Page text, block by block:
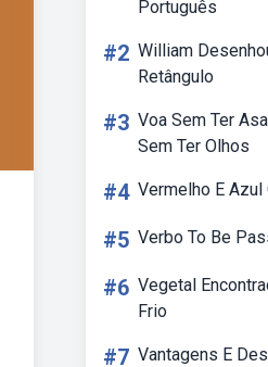
Português
#2 William
Retângulo
#3 Voa Sem Ter
Sem Ter Olhos
#4 Vermelho E Azul
#5 Verbo To Be
#6 Vegetal
Frio
#7 Vantagens E